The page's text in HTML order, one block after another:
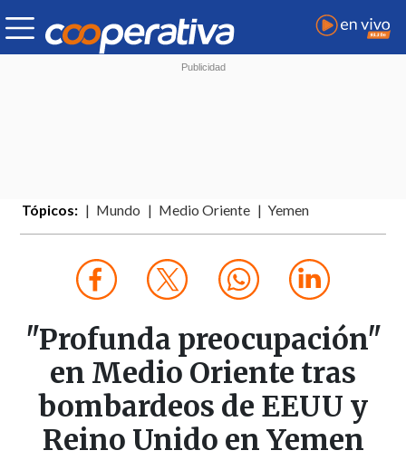
Tópicos: Mundo Medio Oriente Yemen
"Profunda preocupación"
en Medio Oriente tras
bombardeos de EEUU y
Reino Unido en Yemen